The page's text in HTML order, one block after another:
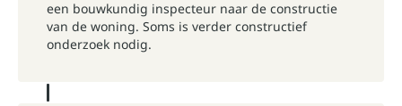
een bouwkundig inspecteur naar de constructie
van de woning. Soms is verder constructief
onderzoek nodig.